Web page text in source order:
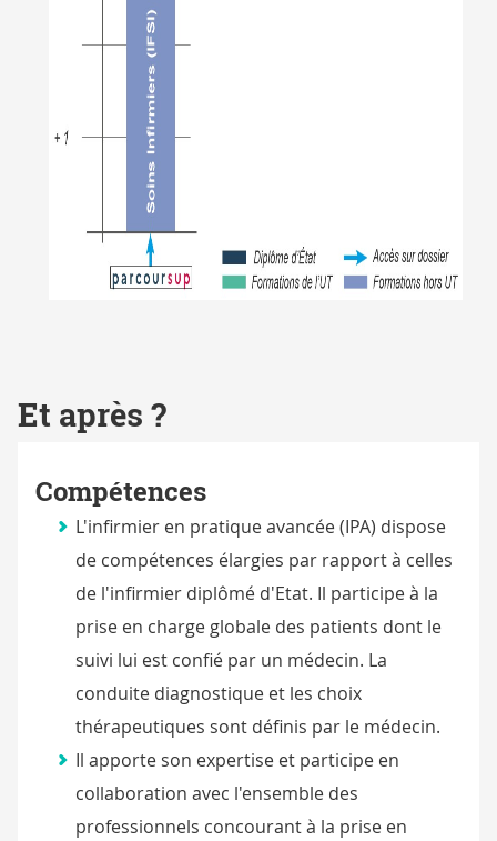
Et après ?
Compétences
L'infirmier en pratique avancée (IPA) dispose
de compétences élargies par rapport à celles
de l'infirmier diplômé d'Etat. Il participe à la
prise en charge globale des patients dont le
suivi lui est confié par un médecin. La
conduite diagnostique et les choix
thérapeutiques sont définis par le médecin.
Il apporte son expertise et participe en
collaboration avec l'ensemble des
professionnels concourant à la prise en